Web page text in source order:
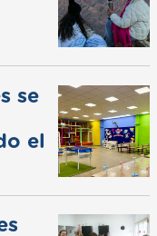
se
el